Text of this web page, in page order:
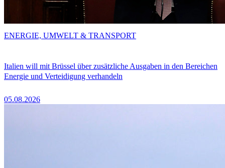
Italien will mit Brüssel über zusätzliche Ausgaben in den Bereichen
Energie und Verteidigung verhandeln
05.08.2026
ENERGIE, UMWELT & TRANSPORT